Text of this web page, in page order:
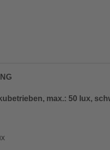
max.: 50 lux,